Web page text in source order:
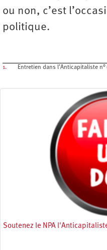
ou non, c’est
politique.
1. Entretien dans l’Anticapitaliste
Soutenez le NPA